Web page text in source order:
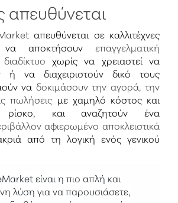
απευθύνεται
απευθύνεται σε καλλιτέχνες
αποκτήσουν επαγγελματική
χωρίς να χρειαστεί να
ή να διαχειριστούν δικό τους
να δοκιμάσουν την αγορά, την
πωλήσεις με χαμηλό κόστος και
ρίσκο, και αναζητούν ένα
αφιερωμένο αποκλειστικά
από τη λογική ενός γενικού
είναι η πιο απλή και
λύση για να παρουσιάσετε,